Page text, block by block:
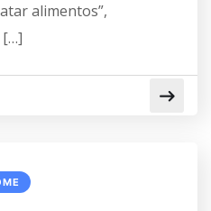
alimentos”,
[…]